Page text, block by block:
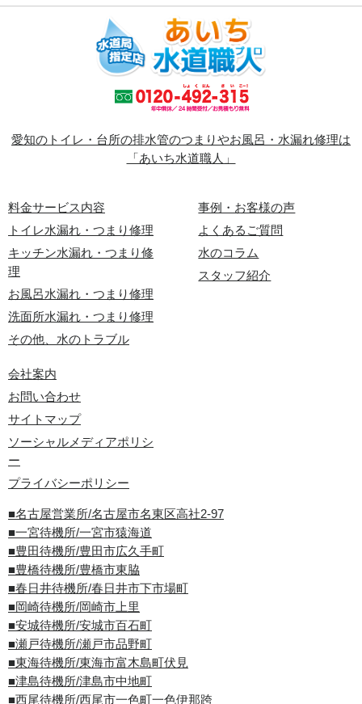
愛知のトイレ・台所の排水管のつまりやお風呂・水漏れ修理は
「あいち水道職人」
料金サービス内容
トイレ水漏れ・つまり修理
キッチン水漏れ・つまり修
理
お風呂水漏れ・つまり修理
洗面所水漏れ・つまり修理
その他、水のトラブル
事例・お客様の声
よくあるご質問
水のコラム
スタッフ紹介
会社案内
お問い合わせ
サイトマップ
ソーシャルメディアポリシ
ー
プライバシーポリシー
■名古屋営業所/名古屋市名東区高社2-97
■一宮待機所/一宮市猿海道
■豊田待機所/豊田市広久手町
■豊橋待機所/豊橋市東脇
■春日井待機所/春日井市下市場町
■岡崎待機所/岡崎市上里
■安城待機所/安城市百石町
■瀬戸待機所/瀬戸市品野町
■東海待機所/東海市富木島町伏見
■津島待機所/津島市中地町
■西尾待機所/西尾市一色町一色伊那跨